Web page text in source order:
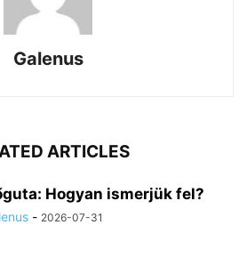
Galenus
ARTICLES
Hogyan ismerjük fel?
- 2026-07-31